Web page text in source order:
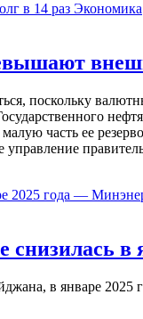
Экономика
поскольку
часть ее
управление
снизилась
в январе 2025